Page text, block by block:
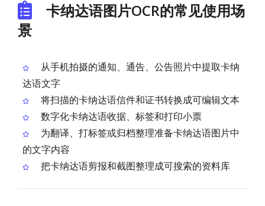
卡纳达语图片OCR的常见使用场
景
从手机拍摄的通知、通告、公告照片中提取卡纳
达语文字
将扫描的卡纳达语信件和证书转换成可编辑文本
数字化卡纳达语收据、标签和打印小票
为翻译、打标签或归档整理准备卡纳达语图片中
的文字内容
把卡纳达语剪报和截图整理成可搜索的资料库